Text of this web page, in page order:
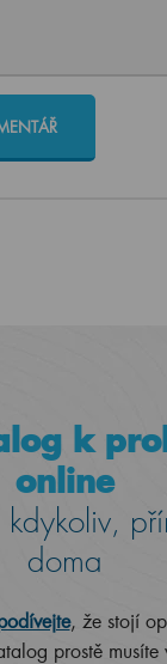
k
online
doma
, že stojí
prostě musíte